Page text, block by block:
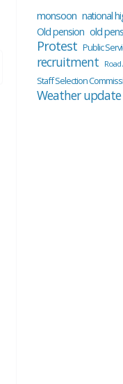
monsoon national
Old pension old
Protest Public
recruitment
Staff Selection
Weather update